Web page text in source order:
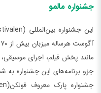
جشنواره مالمو
مانند پخش فیلم، اجرای
جزو برنامه‌های این جشنواره به